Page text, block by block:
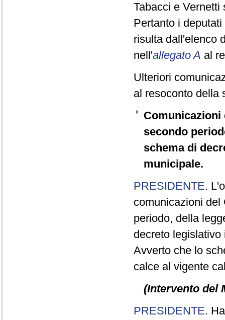
Tabacci e
Pertanto i
risulta dall'elenco
nell'allegato A al
Ulteriori
al resoconto della
Comunicazioni
secondo
schema di
municipale.
PRESIDENTE.
comunicazioni del
periodo, della
decreto
Avverto che lo
calce al vigente
(Intervento del
PRESIDENTE.